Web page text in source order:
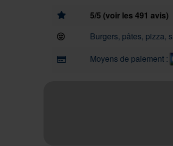
5/5 (voir les 491 avis)
Burgers, pâtes, pizza,
Moyens de paiement :